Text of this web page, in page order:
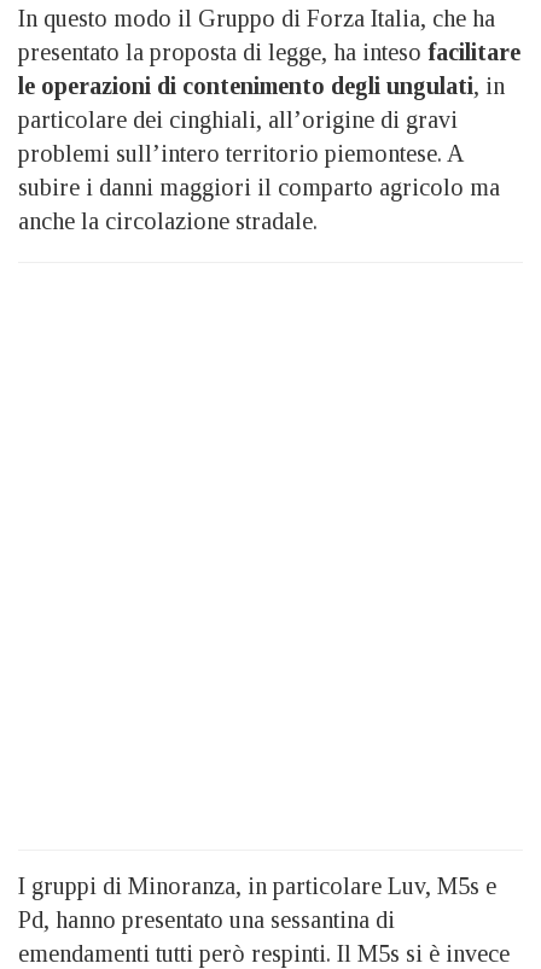
In questo modo il Gruppo di Forza Italia, che ha
presentato la proposta di legge, ha inteso facilitare
le operazioni di contenimento degli ungulati, in
particolare dei cinghiali, all’origine di gravi
problemi sull’intero territorio piemontese. A
subire i danni maggiori il comparto agricolo ma
anche la circolazione stradale.
I gruppi di Minoranza, in particolare Luv, M5s e
Pd, hanno presentato una sessantina di
emendamenti tutti però respinti. Il M5s si è invece